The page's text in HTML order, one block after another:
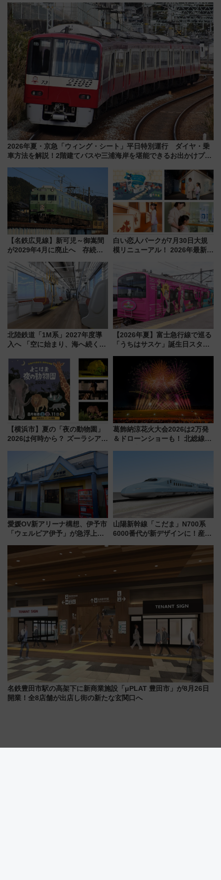
上級会員資格を効率よく獲得す
る方法を解説
ケジュール 夜風とビール、映画
を満喫！
2026年夏・京急「ウィング・シート」平日特別運行 ダイヤ・乗
車方法を解説！2階建てバスや三浦海岸を堪能できるお出かけプラ
【名鉄広見線】新可児～御嵩間
が2029年4月に廃止へ 存続協
白い恋人パークが7月30日大規
模リニューアル！ 2026年最新の
と料金・アクセスを徹底解説
（札幌市）
北陸鉄道「1M系」2027年度導
入へ 「空に始まり、海へ続く」
神秘的なデザイン
【2026年夏】富士急行線で巡る
「うちはサスケ」誕生日スタン
定グルメ＆グッズ徹底ガイド
【横浜市】夏の「夜の動物園」
2026は何時から？ ズーラシア・
見どころ、限定イベントを徹底
解説！
葛飾納涼花火大会2026は2万発
＆ドローンショーも！ 北総線を
愛媛OV新アリーナ構想、伊予市
「ウェルピア伊予」が急浮上！
で探る鉄道アクセスの未来
山陽新幹線「こだま」N700系
6000番代が新デザインに！産学
用は今冬から
名鉄豊田市駅の高架下に新商業施設「μPLAT 豊田市」が8月26日
開業！全8店舗が出店し街の新たな玄関口へ